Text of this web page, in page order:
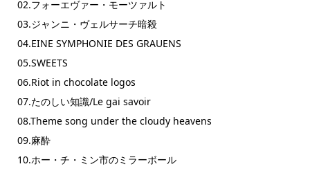
02.フォーエヴァー・モーツァルト
03.ジャンニ・ヴェルサーチ暗殺
04.EINE SYMPHONIE DES GRAUENS
05.SWEETS
06.Riot in chocolate logos
07.たのしい知識/Le gai savoir
08.Theme song under the cloudy heavens
09.麻酔
10.ホー・チ・ミン市のミラーボール